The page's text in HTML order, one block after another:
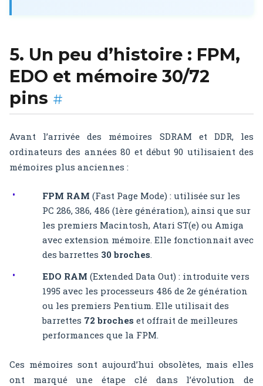
5. Un peu d’histoire : FPM,
EDO et mémoire 30/72
pins #
Avant l’arrivée des mémoires SDRAM et DDR, les
ordinateurs des années 80 et début 90 utilisaient des
mémoires plus anciennes :
FPM RAM (Fast Page Mode) : utilisée sur les
PC 286, 386, 486 (1ère génération), ainsi que sur
les premiers Macintosh, Atari ST(e) ou Amiga
avec extension mémoire. Elle fonctionnait avec
des barrettes 30 broches.
EDO RAM (Extended Data Out) : introduite vers
1995 avec les processeurs 486 de 2e génération
ou les premiers Pentium. Elle utilisait des
barrettes 72 broches et offrait de meilleures
performances que la FPM.
Ces mémoires sont aujourd’hui obsolètes, mais elles
ont marqué une étape clé dans l’évolution de